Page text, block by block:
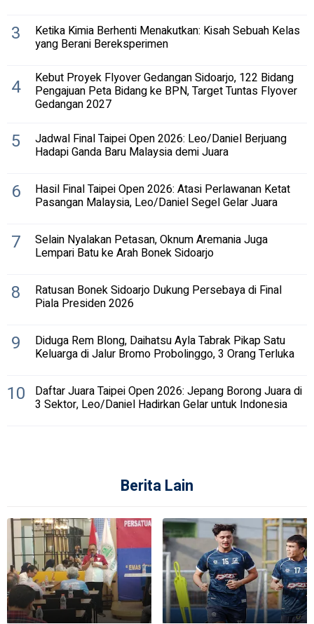
3 Ketika Kimia Berhenti Menakutkan: Kisah Sebuah Kelas
yang Berani Bereksperimen
4 Kebut Proyek Flyover Gedangan Sidoarjo, 122 Bidang
Pengajuan Peta Bidang ke BPN, Target Tuntas Flyover
Gedangan 2027
5 Jadwal Final Taipei Open 2026: Leo/Daniel Berjuang
Hadapi Ganda Baru Malaysia demi Juara
6 Hasil Final Taipei Open 2026: Atasi Perlawanan Ketat
Pasangan Malaysia, Leo/Daniel Segel Gelar Juara
7 Selain Nyalakan Petasan, Oknum Aremania Juga
Lempari Batu ke Arah Bonek Sidoarjo
8 Ratusan Bonek Sidoarjo Dukung Persebaya di Final
Piala Presiden 2026
9 Diduga Rem Blong, Daihatsu Ayla Tabrak Pikap Satu
Keluarga di Jalur Bromo Probolinggo, 3 Orang Terluka
10 Daftar Juara Taipei Open 2026: Jepang Borong Juara di
3 Sektor, Leo/Daniel Hadirkan Gelar untuk Indonesia
Berita Lain